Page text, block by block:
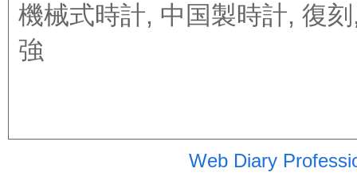
機械式時計, 中国製時計, 復
強
Web Diary